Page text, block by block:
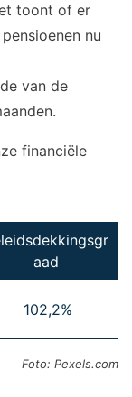
toont of er
nu
van de
financiële
aad
102,2%
Foto: Pexels.com